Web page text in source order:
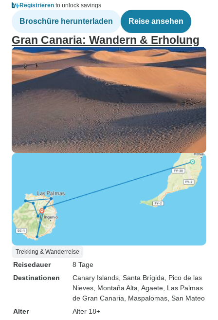
Registrieren to unlock savings
Broschüre herunterladen Reise ansehen
Gran Canaria: Wandern & Erholung
Trekking & Wanderreise
Reisedauer
8 Tage
Destinationen
Canary Islands , Santa Brígida , Pico de las
Nieves , Montaña Alta , Agaete , Las Palmas
de Gran Canaria , Maspalomas , San Mateo
Alter
Alter 18+